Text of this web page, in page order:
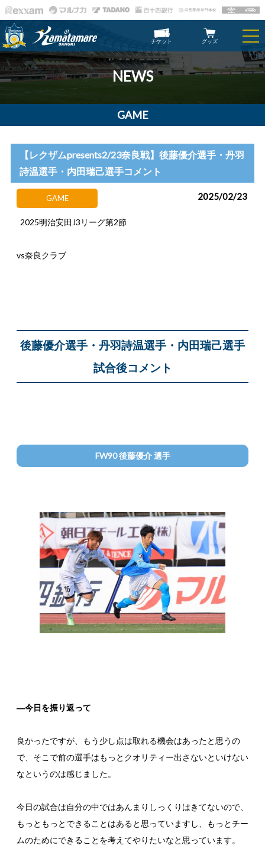
チケット グッズ
NEWS
GAME
【レクザムpresents2/23奈良戦】後藤優介選手・丹羽
詩温選手・内田瑞己選手コメント
GAME 2025/02/23
2025明治安田J3リーグ第2節
vs奈良クラブ
後藤優介選手・丹羽詩温選手・内田瑞己選手
試合後コメント
FW90 後藤優介 選手
―今日を振り返って
良かったですが、もう少し点は取れる機会はあったと思うの
で、そこで前の選手はもっとクオリティー出さないといけない
なというのは感じました。
今日の試合は自分の中ではあんまりしっくりはきてないので、
もっともっとできることはあると思っていますし、もっとチー
ムのためにできることを考えてやりたいなと思っています。